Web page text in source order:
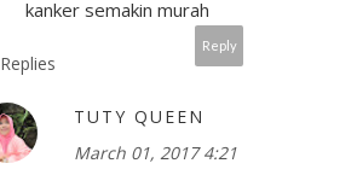
kanker semakin murah
Reply
Replies
TUTY QUEEN
March 01, 2017 4:21